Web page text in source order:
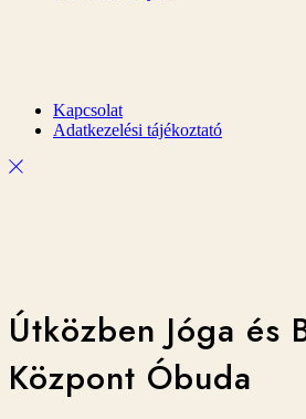
Kapcsolat
Adatkezelési tájékoztató
Útközben Jóga és
Központ Óbuda